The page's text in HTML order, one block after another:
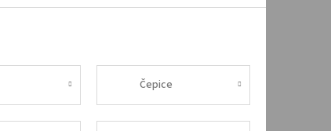
Čepice